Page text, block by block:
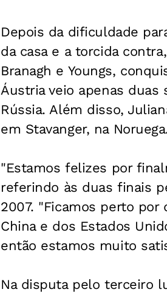
Depois da dificuldade
da casa e a torcida
Branagh e Youngs,
Áustria veio apenas duas
Rússia. Além disso,
em Stavanger, na
"Estamos felizes por
referindo às duas finais
2007. "Ficamos perto
China e dos Estados
então estamos muito
Na disputa pelo terceiro